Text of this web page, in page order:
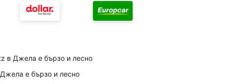
в Джела е бързо и лесно
е бързо и лесно